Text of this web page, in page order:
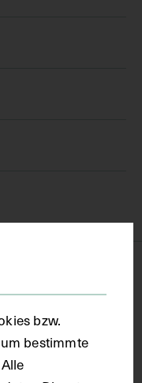
bzw.
bestimmte